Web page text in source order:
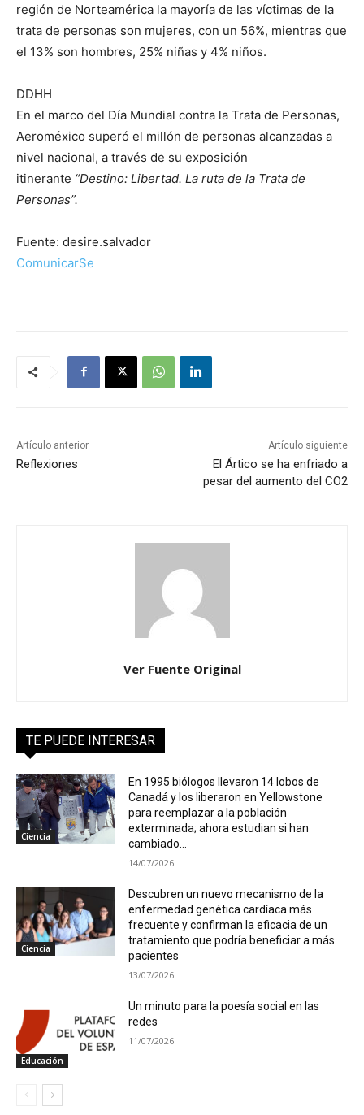
región de Norteamérica la mayoría de las víctimas de la
trata de personas son mujeres, con un 56%, mientras que
el 13% son hombres, 25% niñas y 4% niños.
DDHH
En el marco del Día Mundial contra la Trata de Personas,
Aeroméxico superó el millón de personas alcanzadas a
nivel nacional, a través de su exposición
itinerante “Destino: Libertad. La ruta de la Trata de
Personas”.
Fuente: desire.salvador
ComunicarSe
Artículo anterior
Reflexiones
Artículo siguiente
El Ártico se ha enfriado a
pesar del aumento del CO2
Ver Fuente Original
TE PUEDE INTERESAR
Ciencia
En 1995 biólogos llevaron 14 lobos de
Canadá y los liberaron en Yellowstone
para reemplazar a la población
exterminada; ahora estudian si han
cambiado...
14/07/2026
Ciencia
Descubren un nuevo mecanismo de la
enfermedad genética cardíaca más
frecuente y confirman la eficacia de un
tratamiento que podría beneficiar a más
pacientes
13/07/2026
Educación
Un minuto para la poesía social en las
redes
11/07/2026